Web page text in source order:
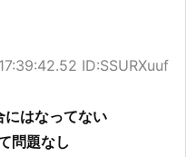
ID:SSURXuuf
はなってない
問題なし